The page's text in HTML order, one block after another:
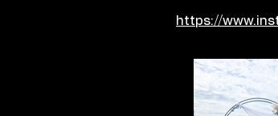
https://